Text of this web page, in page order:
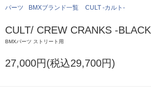
パーツ BMXブランド一覧 CULT -カルト-
CULT/ CREW CRANKS -
BMXパーツ ストリート用
27,000円(税込29,700円)